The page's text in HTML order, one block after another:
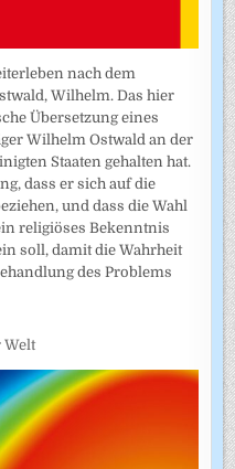
nach dem
Wilhelm. Das hier
Übersetzung eines
Wilhelm Ostwald an der
Staaten gehalten hat.
dass er sich auf die
und dass die Wahl
religiöses Bekenntnis
soll, damit die Wahrheit
des Problems
Welt